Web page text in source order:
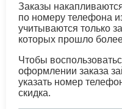
Заказы
по номеру телефона
учитываются только
которых прошло
Чтобы
оформлении заказа
указать номер
скидка.